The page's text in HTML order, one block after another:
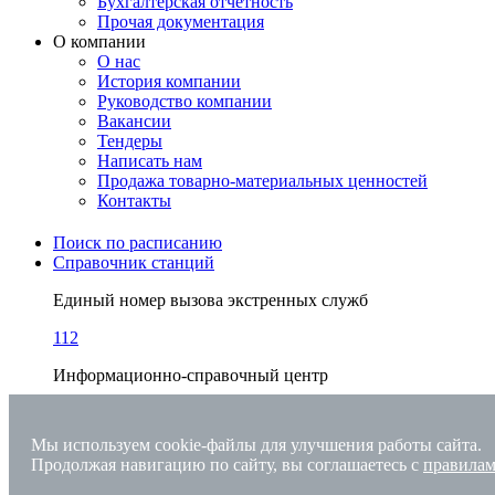
Прочая документация
О компании
О нас
История компании
Руководство компании
Вакансии
Тендеры
Написать нам
Продажа товарно-материальных ценностей
Контакты
Поиск по расписанию
Справочник станций
Единый номер вызова экстренных служб
112
Информационно-справочный центр
Центр поддержки клиентов ОАО РЖД
Мы используем cookie-файлы для улучшения работы сайта.
Продолжая навигацию по сайту, вы соглашаетесь с